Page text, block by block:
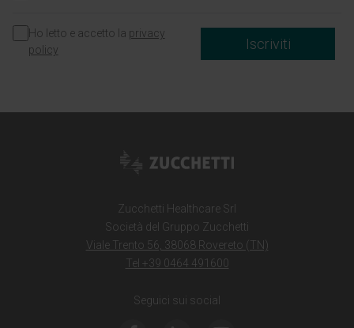
Ho letto e accetto la privacy
policy
Iscriviti
Zucchetti Healthcare Srl
Società del Gruppo Zucchetti
Viale Trento 56, 38068 Rovereto (TN)
Tel +39 0464 491600
Seguici sui social